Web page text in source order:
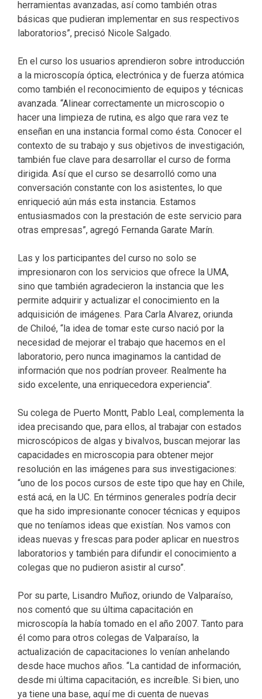
herramientas avanzadas, así como también otras
básicas que pudieran implementar en sus respectivos
laboratorios”, precisó Nicole Salgado.
En el curso los usuarios aprendieron sobre introducción
a la microscopía óptica, electrónica y de fuerza atómica
como también el reconocimiento de equipos y técnicas
avanzada. “Alinear correctamente un microscopio o
hacer una limpieza de rutina, es algo que rara vez te
enseñan en una instancia formal como ésta. Conocer el
contexto de su trabajo y sus objetivos de investigación,
también fue clave para desarrollar el curso de forma
dirigida. Así que el curso se desarrolló como una
conversación constante con los asistentes, lo que
enriqueció aún más esta instancia. Estamos
entusiasmados con la prestación de este servicio para
otras empresas”, agregó Fernanda Garate Marín.
Las y los participantes del curso no solo se
impresionaron con los servicios que ofrece la UMA,
sino que también agradecieron la instancia que les
permite adquirir y actualizar el conocimiento en la
adquisición de imágenes. Para Carla Alvarez, oriunda
de Chiloé, “la idea de tomar este curso nació por la
necesidad de mejorar el trabajo que hacemos en el
laboratorio, pero nunca imaginamos la cantidad de
información que nos podrían proveer. Realmente ha
sido excelente, una enriquecedora experiencia”.
Su colega de Puerto Montt, Pablo Leal, complementa la
idea precisando que, para ellos, al trabajar con estados
microscópicos de algas y bivalvos, buscan mejorar las
capacidades en microscopia para obtener mejor
resolución en las imágenes para sus investigaciones:
“uno de los pocos cursos de este tipo que hay en Chile,
está acá, en la UC. En términos generales podría decir
que ha sido impresionante conocer técnicas y equipos
que no teníamos ideas que existían. Nos vamos con
ideas nuevas y frescas para poder aplicar en nuestros
laboratorios y también para difundir el conocimiento a
colegas que no pudieron asistir al curso”.
Por su parte, Lisandro Muñoz, oriundo de Valparaíso,
nos comentó que su última capacitación en
microscopía la había tomado en el año 2007. Tanto para
él como para otros colegas de Valparaíso, la
actualización de capacitaciones lo venían anhelando
desde hace muchos años. “La cantidad de información,
desde mi última capacitación, es increíble. Si bien, uno
ya tiene una base, aquí me di cuenta de nuevas